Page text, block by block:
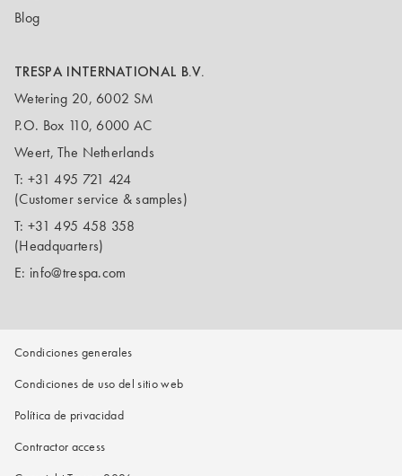
Blog
TRESPA INTERNATIONAL B.V.
Wetering 20, 6002 SM
P.O. Box 110, 6000 AC
Weert, The Netherlands
T: +31 495 721 424
(Customer service & samples)
T: +31 495 458 358
(Headquarters)
E: info@trespa.com
Condiciones generales
Condiciones de uso del sitio web
Política de privacidad
Contractor access